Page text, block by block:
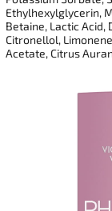
Ethylhexylglycerin,
Betaine, Lactic Acid,
Citronellol,
Acetate, Citrus